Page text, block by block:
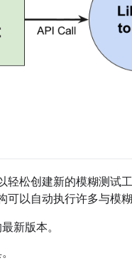
轻松创建新的模糊测试
可以自动执行许多与模
新版本。